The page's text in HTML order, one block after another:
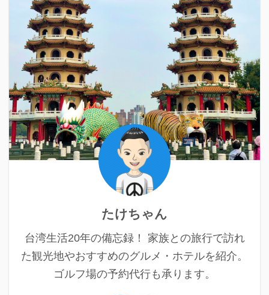
たけちゃん
台湾生活20年の備忘録！ 家族との旅行で訪れ
た観光地やおすすめのグルメ・ホテルを紹介。
ゴルフ場の予約代行も承ります。